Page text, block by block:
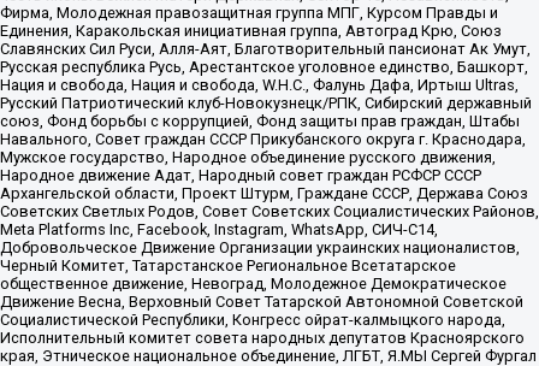
Фирма, Молодежная правозащитная группа МПГ, Курсом Правды и
Единения, Каракольская инициативная группа, Автоград Крю, Союз
Славянских Сил Руси, Алля-Аят, Благотворительный пансионат Ак Умут,
Русская республика Русь, Арестантское уголовное единство, Башкорт,
Нация и свобода, Нация и свобода, W.H.С., Фалунь Дафа, Иртыш Ultras,
Русский Патриотический клуб-Новокузнецк/РПК, Сибирский державный
союз, Фонд борьбы с коррупцией, Фонд защиты прав граждан, Штабы
Навального, Совет граждан СССР Прикубанского округа г. Краснодара,
Мужское государство, Народное объединение русского движения,
Народное движение Адат, Народный совет граждан РСФСР СССР
Архангельской области, Проект Штурм, Граждане СССР, Держава Союз
Советских Светлых Родов, Совет Советских Социалистических Районов,
Meta Platforms Inc, Facebook, Instagram, WhatsApp, СИЧ-С14,
Добровольческое Движение Организации украинских националистов,
Черный Комитет, Татарстанское Региональное Всетатарское
общественное движение, Невоград, Молодежное Демократическое
Движение Весна, Верховный Совет Татарской Автономной Советской
Социалистической Республики, Конгресс ойрат-калмыцкого народа,
Исполнительный комитет совета народных депутатов Красноярского
края, Этническое национальное объединение, ЛГБТ, Я.МЫ Сергей Фургал